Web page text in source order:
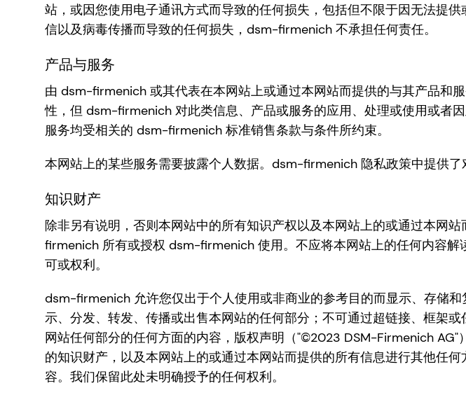
站，或因您使用电子通讯方式而导致的任何损失，包括但不限于因无法提
信以及病毒传播而导致的任何损失，dsm-firmenich 不承担任何责任。
产品与服务
由 dsm-firmenich 或其代表在本网站上或通过本网站而提供的与其产品和
性，但 dsm-firmenich 对此类信息、产品或服务的应用、处理或使用或者
服务均受相关的 dsm-firmenich 标准销售条款与条件所约束。
本网站上的某些服务需要披露个人数据。dsm-firmenich 隐私政策中提供了
知识财产
除非另有说明，否则本网站中的所有知识产权以及本网站上的或通过本网
firmenich 所有或授权 dsm-firmenich 使用。不应将本网站上的任何内容
可或权利。
dsm-firmenich 允许您仅出于个人使用或非商业的参考目的而显示、存储
示、分发、转发、传播或出售本网站的任何部分；不可通过超链接、框架
网站任何部分的任何方面的内容，版权声明（"©2023 DSM-Firmenich
的知识财产，以及本网站上的或通过本网站而提供的所有信息进行其他任
容。我们保留此处未明确授予的任何权利。